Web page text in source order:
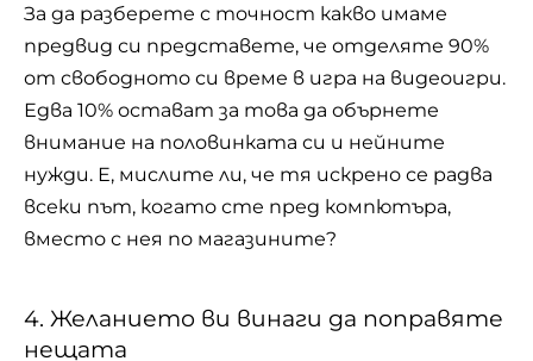
За да разберете с точност какво имаме
предвид си представете, че отделяте 90%
от свободното си време в игра на видеоигри.
Едва 10% остават за това да обърнете
внимание на половинката си и нейните
нужди. Е, мислите ли, че тя искрено се радва
всеки път, когато сте пред компютъра,
вместо с нея по магазините?
4. Желанието ви винаги да поправяте
нещата